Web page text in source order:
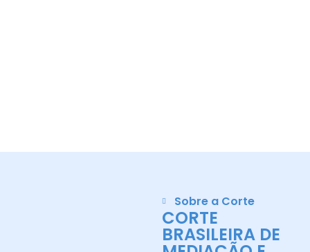
Sobre a Corte
CORTE
BRASILEIRA DE